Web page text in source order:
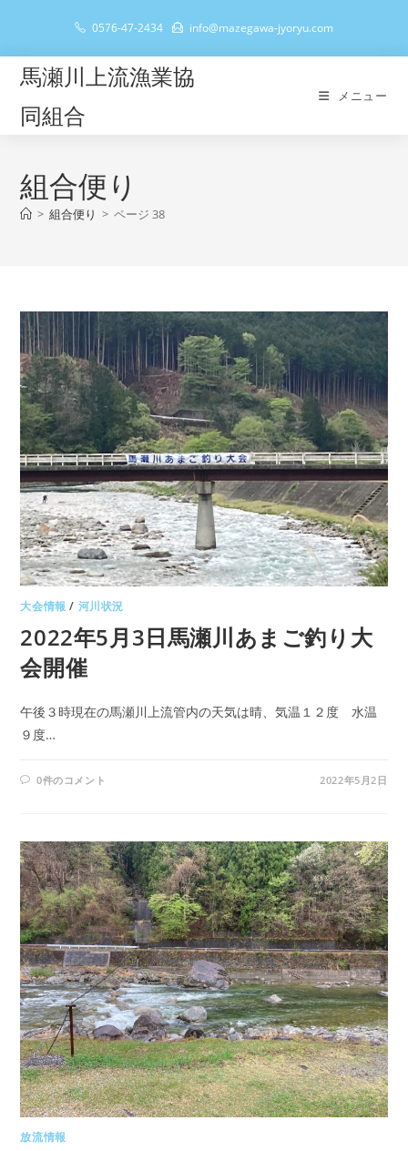
テ
0576-47-2434 info@mazegawa-jyoryu.com
馬瀬川上流漁業協
同組合
メニュー
組合便り
> 組合便り > ページ 38
大会情報 / 河川状況
2022年5月3日馬瀬川あまご釣り大
会開催
午後３時現在の馬瀬川上流管内の天気は晴、気温１２度 水温
９度…
0件のコメント 2022年5月2日
放流情報